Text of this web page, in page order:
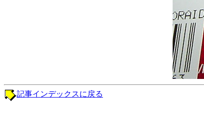
記事インデックスに戻る